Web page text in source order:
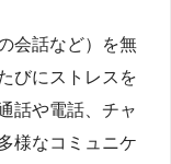
会話など）を無
びにストレスを
話や電話、チャ
様なコミュニケ